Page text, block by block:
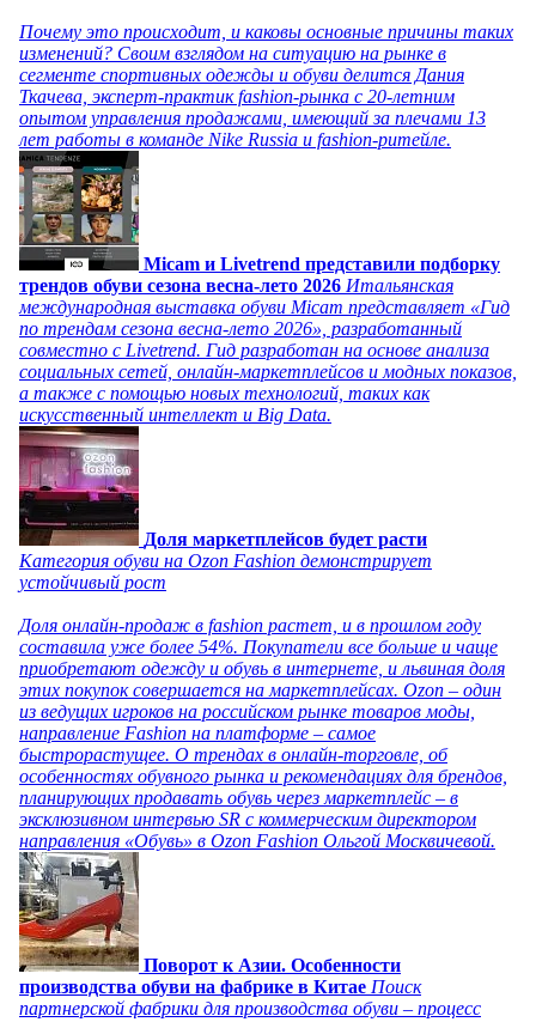
Почему это происходит, и каковы основные причины таких
изменений? Своим взглядом на ситуацию на рынке в
сегменте спортивных одежды и обуви делится Дания
Ткачева, эксперт-практик fashion-рынка с 20-летним
опытом управления продажами, имеющий за плечами 13
лет работы в команде Nike Russia и fashion-ритейле.
Micam и Livetrend представили подборку
трендов обуви сезона весна-лето 2026 Итальянская
международная выставка обуви Micam представляет «Гид
по трендам сезона весна-лето 2026», разработанный
совместно с Livetrend. Гид разработан на основе анализа
социальных сетей, онлайн-маркетплейсов и модных показов,
а также с помощью новых технологий, таких как
искусственный интеллект и Big Data.
Доля маркетплейсов будет расти
Категория обуви на Ozon Fashion демонстрирует
устойчивый рост
Доля онлайн-продаж в fashion растет, и в прошлом году
составила уже более 54%. Покупатели все больше и чаще
приобретают одежду и обувь в интернете, и львиная доля
этих покупок совершается на маркетплейсах. Ozon – один
из ведущих игроков на российском рынке товаров моды,
направление Fashion на платформе – самое
быстрорастущее. О трендах в онлайн-торговле, об
особенностях обувного рынка и рекомендациях для брендов,
планирующих продавать обувь через маркетплейс – в
эксклюзивном интервью SR с коммерческим директором
направления «Обувь» в Ozon Fashion Ольгой Москвичевой.
Поворот к Азии. Особенности
производства обуви на фабрике в Китае Поиск
партнерской фабрики для производства обуви – процесс